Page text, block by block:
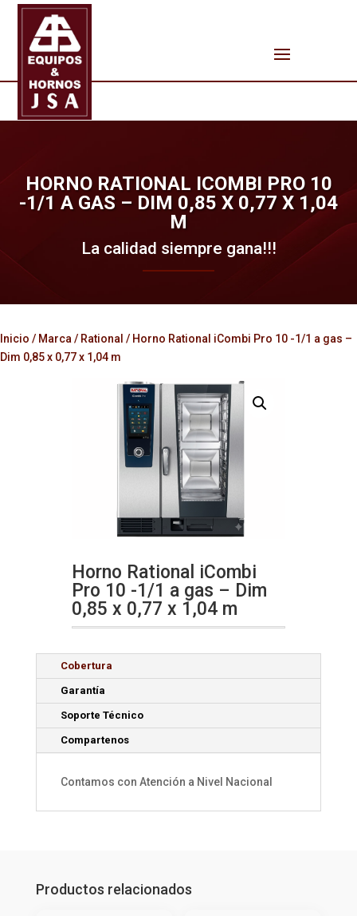
HORNO RATIONAL ICOMBI PRO 10
-1/1 A GAS – DIM 0,85 X 0,77 X 1,04
M
La calidad siempre gana!!!
Inicio / Marca / Rational / Horno Rational iCombi Pro 10 -1/1 a gas –
Dim 0,85 x 0,77 x 1,04 m
Horno Rational iCombi
Pro 10 -1/1 a gas – Dim
0,85 x 0,77 x 1,04 m
Cobertura
Garantía
Soporte Técnico
Compartenos
Contamos con Atención a Nivel Nacional
Productos relacionados